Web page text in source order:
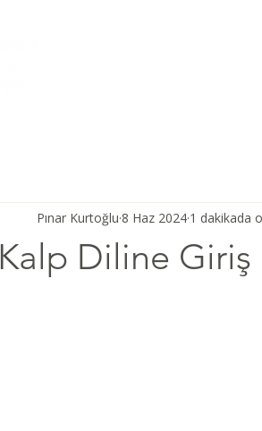
Kalp Diline Giriş
Pınar Kurtoğlu 8 Haz 2024 1 dakikada